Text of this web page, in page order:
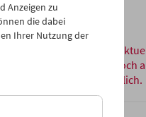
Zum
nur noch
erhältlich.
Anzeigen zu
die dabei
Ihrer Nutzung der